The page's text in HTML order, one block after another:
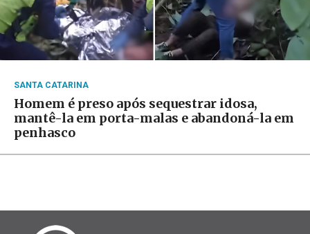
SANTA CATARINA
Homem é preso após sequestrar idosa,
mantê-la em porta-malas e abandoná-la em
penhasco